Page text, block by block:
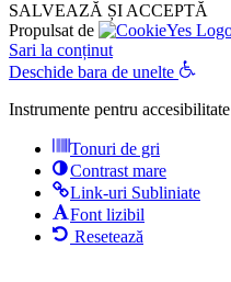
SALVEAZĂ ȘI ACCEPTĂ
Propulsat de
Sari la conținut
Deschide bara de unelte
Instrumente pentru accesibilitate
Tonuri de gri
Contrast mare
Link-uri Subliniate
Font lizibil
Resetează